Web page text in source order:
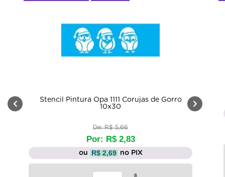
Opa 1111 Corujas de Gorro
10x30
R$ 2,69
Por:
ou R$